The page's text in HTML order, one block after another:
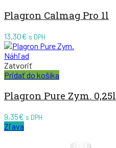
Plagron Calmag Pro 1l
13,30€ s DPH
Náhľad
Zatvoriť
Pridať do košíka
Plagron Pure Zym. 0,25l
9,35€ s DPH
Zľava